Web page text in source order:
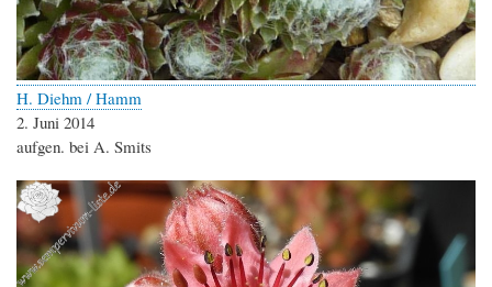
H. Diehm / Hamm
2. Juni 2014
aufgen. bei A. Smits